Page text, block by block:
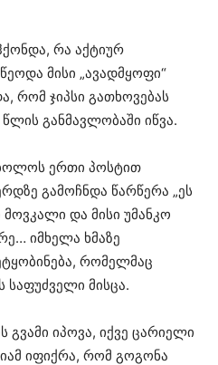
რა აქტიურ
მისი „ავადმყოფი“
რომ ჯიპსი გათხოვებას
განმავლობაში იწვა.
ერთი პოსტით
გამოჩნდა წარწერა „ეს
და მისი უმანკო
იმხელა ხმაზე
რომელმაც
საფუძველი მისცა.
იპოვა, იქვე ცარიელი
იფიქრა, რომ გოგონა